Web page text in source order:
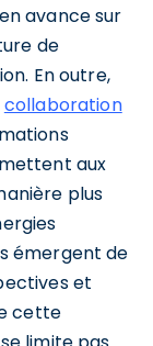
avance sur
de
En outre,
collaboration
aux
plus
émergent de
et
cette